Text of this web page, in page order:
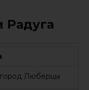
Радуга
город Люберцы